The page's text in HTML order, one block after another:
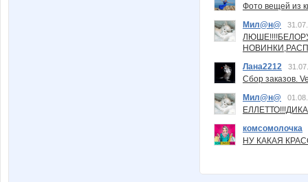
Фото вещей из
Мил@н@
Лана2212
Сбор заказов.
Мил@н@
комсомолочка
НУ КАКАЯ